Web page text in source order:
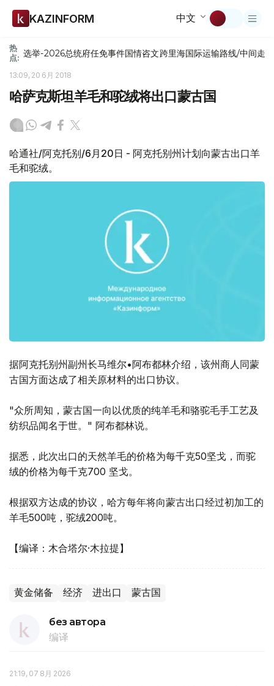
KAZINFORM 中文
热
点: 选举-2026总统府任免事件国情咨文跨里海国际运输路线/中间走廊
13:09, 20 6月 2018
哈萨克斯坦羊毛和驼绒将出口蒙古国
哈通社/阿克托别/6月20日 - 阿克托别州计划向蒙古出口羊
毛和驼绒。
据阿克托别州副州长马维尔•阿布都林介绍，该州商人同蒙
古国方面达成了相关原材料的出口协议。
"众所周知，蒙古国一向以优质的纯羊毛和骆驼毛手工艺及
纺织品闻名于世。" 阿布都林说。
据悉，此次出口的天然羊毛的价格为每千克50坚戈，而驼
绒的价格为每千克700 坚戈。
根据双方达成的协议，哈方每年将向蒙古出口经过初加工的
羊毛500吨，驼绒200吨。
【编译：木合塔尔·木拉提】
黄金储备 经济 进出口 蒙古国
без автора
编译
21:19, 07 8月 2026